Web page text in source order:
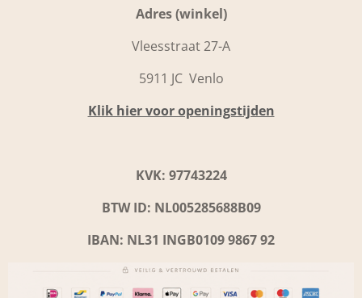
Adres (winkel)
Vleesstraat 27-A
5911 JC Venlo
Klik hier voor openingstijden
KVK: 97743224
BTW ID: NL005285688B09
IBAN: NL31 INGB0109 9867 92